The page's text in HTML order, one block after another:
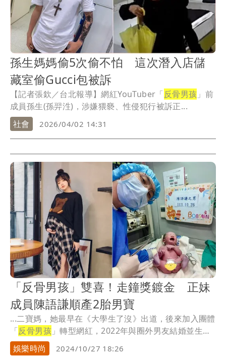
孫生媽媽偷5次偷不怕 這次潛入店儲
藏室偷Gucci包被訴
【記者張欽／台北報導】網紅YouTuber「反骨男孩 」前
成員孫生(孫羿泩)，涉嫌猥褻、性侵犯行被訴正...
社會
2026/04/02 14:31
「反骨男孩」雙喜！走鐘獎鍍金 正妹
成員陳語謙順產2胎男寶
...二寶媽，她最早在《大學生了沒》出道，後來加入團體
「反骨男孩 」轉型網紅，2022年與圈外男友結婚並生
下...
娛樂時尚 2024/10/27 18:26